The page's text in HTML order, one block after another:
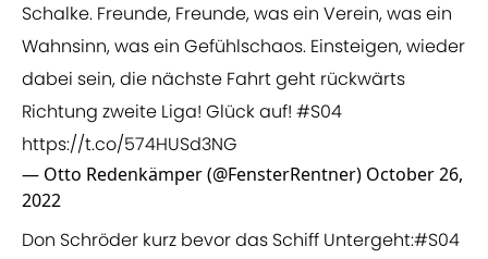
Schalke. Freunde, Freunde, was ein Verein, was ein
Wahnsinn, was ein Gefühlschaos. Einsteigen, wieder
dabei sein, die nächste Fahrt geht rückwärts
Richtung zweite Liga! Glück auf! #S04
https://t.co/574HUSd3NG
— Otto Redenkämper (@FensterRentner) October 26,
2022
Don Schröder kurz bevor das Schiff Untergeht:#S04